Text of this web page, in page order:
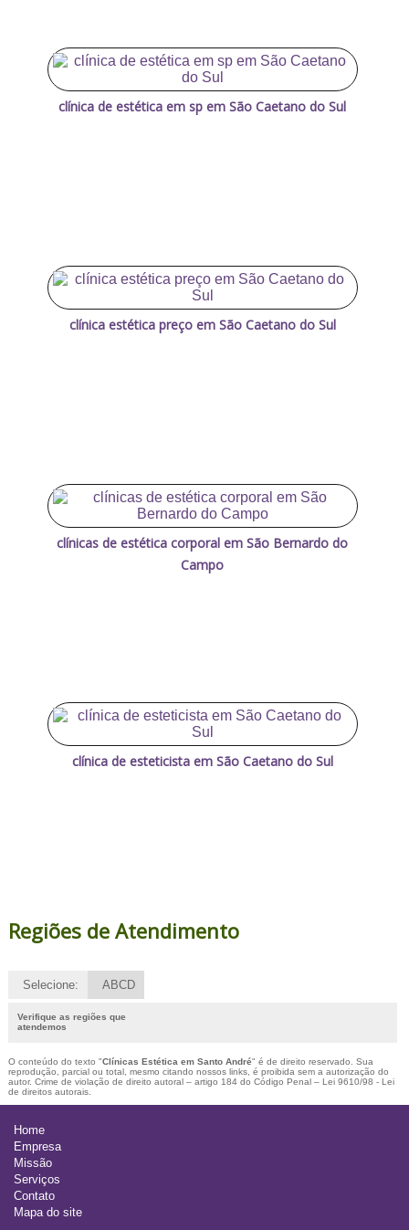
clínica de estética em sp em São Caetano do Sul
clínica estética preço em São Caetano do Sul
clínicas de estética corporal em São Bernardo do
Campo
clínica de esteticista em São Caetano do Sul
Regiões de Atendimento
Selecione: ABCD
Verifique as regiões que
atendemos
O conteúdo do texto "Clínicas Estética em Santo André" é de direito reservado. Sua
reprodução, parcial ou total, mesmo citando nossos links, é proibida sem a autorização do
autor. Crime de violação de direito autoral – artigo 184 do Código Penal – Lei 9610/98 - Lei
de direitos autorais.
Home
Empresa
Missão
Serviços
Contato
Mapa do site